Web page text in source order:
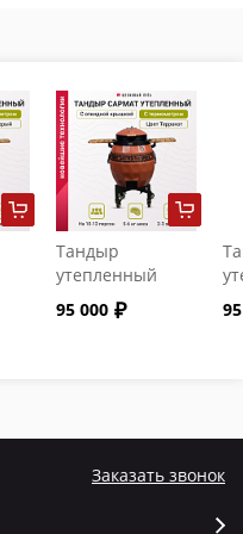
Тандыр
утепленный
"Сармат" с
откидной
95 000
Заказать звонок